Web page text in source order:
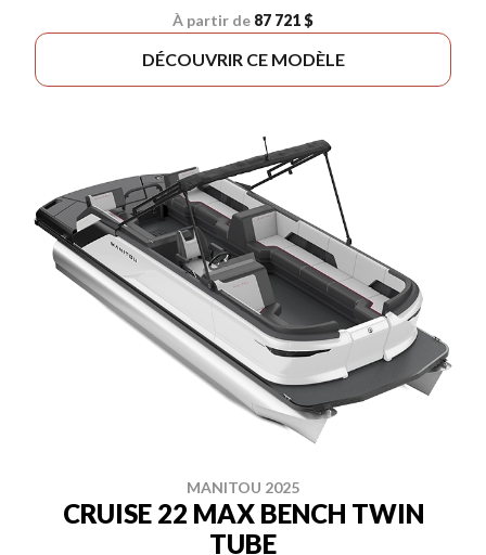
À partir de 87 721 $
DÉCOUVRIR CE MODÈLE
MANITOU 2025
CRUISE 22 MAX BENCH TWIN
TUBE